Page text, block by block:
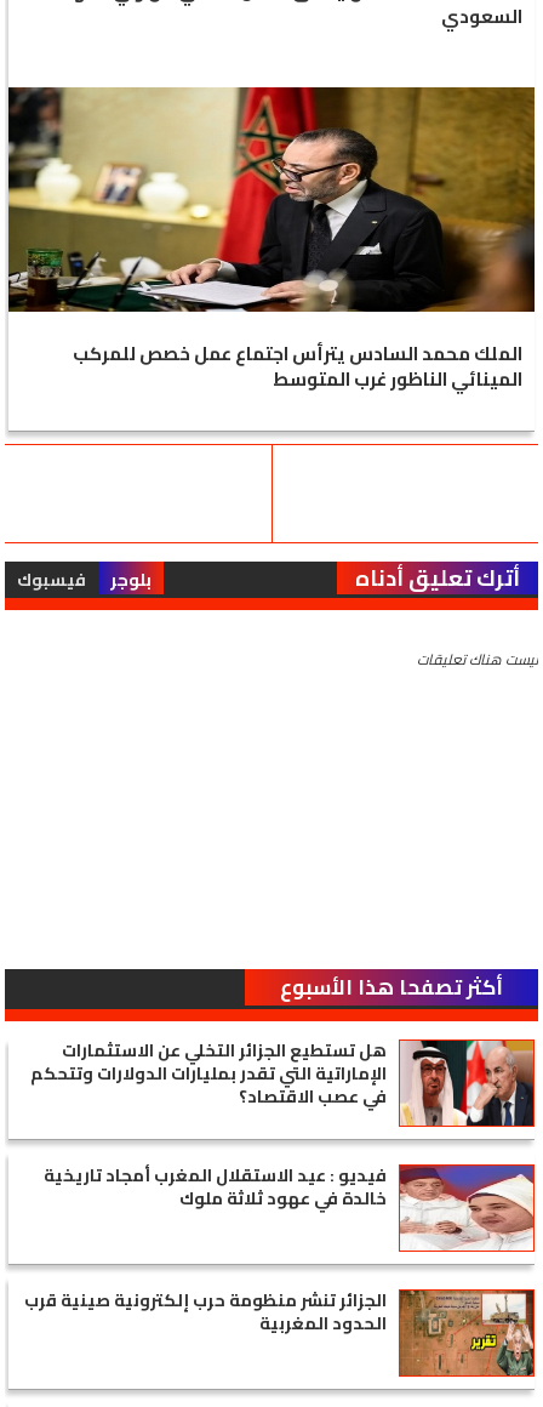
السعودي
الملك محمد السادس يترأس اجتماع عمل خصص للمركب
المينائي الناظور غرب المتوسط
أترك تعليق أدناه بلوجر فيسبوك
ليست هناك تعليقات
أكثر تصفحا هذا الأسبوع
هل تستطيع الجزائر التخلي عن الاستثمارات
الإماراتية التي تقدر بمليارات الدولارات وتتحكم
في عصب الاقتصاد؟
فيديو : عيد الاستقلال المغرب أمجاد تاريخية
خالدة في عهود ثلاثة ملوك
الجزائر تنشر منظومة حرب إلكترونية صينية قرب
الحدود المغربية